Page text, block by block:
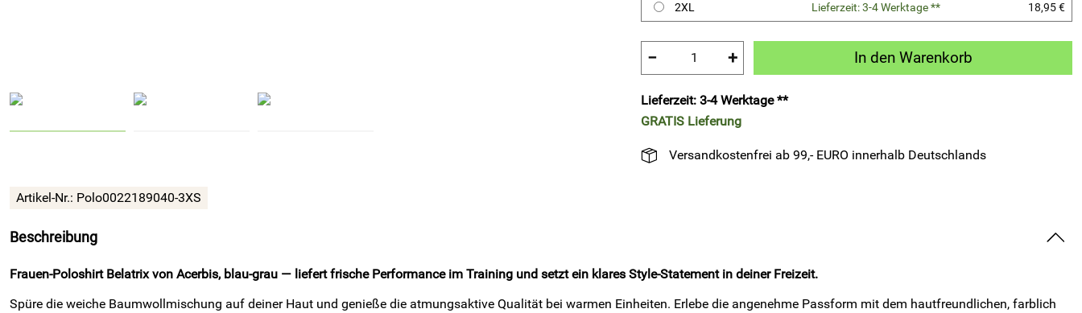
2XL
Lieferzeit: 3-4 Werktage ** 18,95 €
− + In den Warenkorb
Lieferzeit: 3-4 Werktage **
GRATIS Lieferung
Versandkostenfrei ab 99,- EURO innerhalb Deutschlands
Artikel-Nr.: Polo0022189040-3XS
Beschreibung
Frauen-Poloshirt Belatrix von Acerbis, blau-grau — liefert frische Performance im Training und setzt ein klares Style-Statement in deiner Freizeit.
Spüre die weiche Baumwollmischung auf deiner Haut und genieße die atmungsaktive Qualität bei warmen Einheiten. Erlebe die angenehme Passform mit dem hautfreundlichen, farblich